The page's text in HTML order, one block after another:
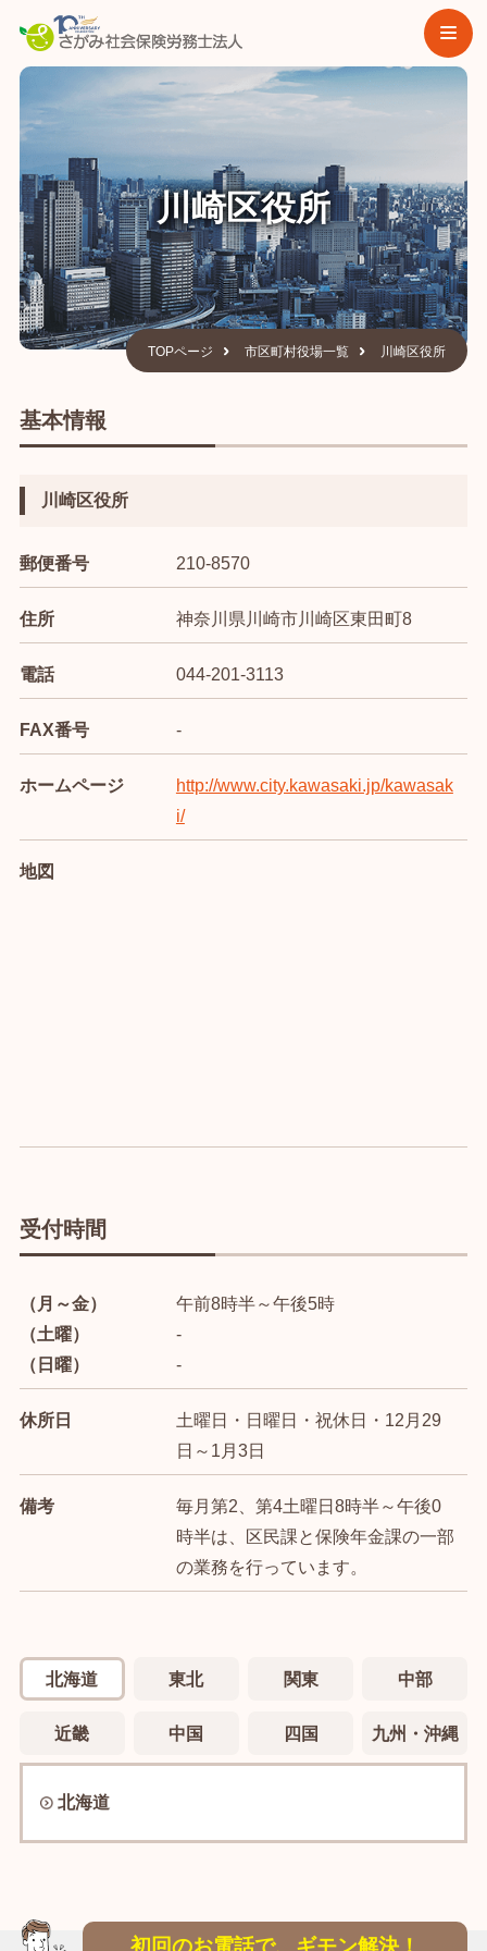
川崎区役所
TOPページ 市区町村役場一覧 川崎区役所
基本情報
川崎区役所
郵便番号 210-8570
住所 神奈川県川崎市川崎区東田町8
電話 044-201-3113
FAX番号 -
ホームページ
http://www.city.kawasaki.jp/kawasak
i/
地図
受付時間
（月～金）
（土曜）
（日曜）
午前8時半～午後5時
-
-
休所日
土曜日・日曜日・祝休日・12月29
日～1月3日
備考
毎月第2、第4土曜日8時半～午後0
時半は、区民課と保険年金課の一部
の業務を行っています。
北海道 東北 関東 中部
近畿 中国 四国 九州・沖縄
北海道
初回のお電話で、ギモン解決！